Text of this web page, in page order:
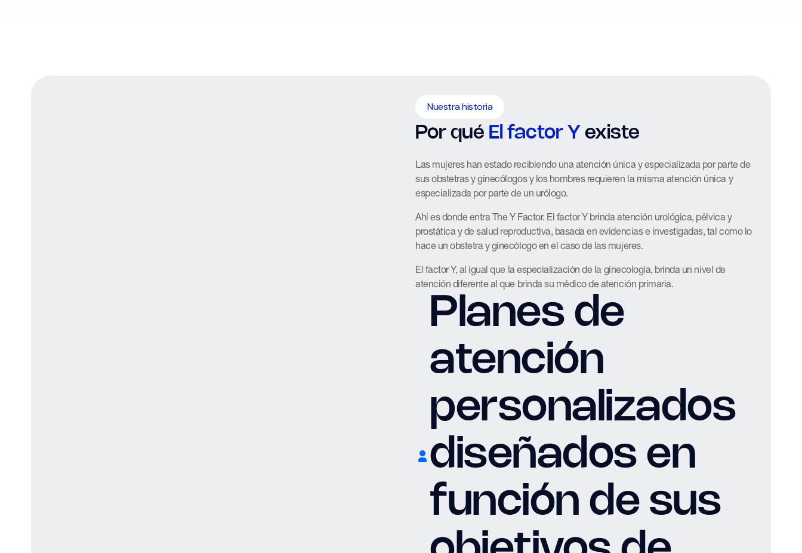
Nuestra historia
Por qué El factor Y existe
Las mujeres han estado recibiendo una atención única y especializada por parte de
sus obstetras y ginecólogos y los hombres requieren la misma atención única y
especializada por parte de un urólogo.
Ahí es donde entra The Y Factor. El factor Y brinda atención urológica, pélvica y
prostática y de salud reproductiva, basada en evidencias e investigadas, tal como lo
hace un obstetra y ginecólogo en el caso de las mujeres.
El factor Y, al igual que la especialización de la ginecología, brinda un nivel de
atención diferente al que brinda su médico de atención primaria.
Planes de
atención
personalizados
diseñados en
función de sus